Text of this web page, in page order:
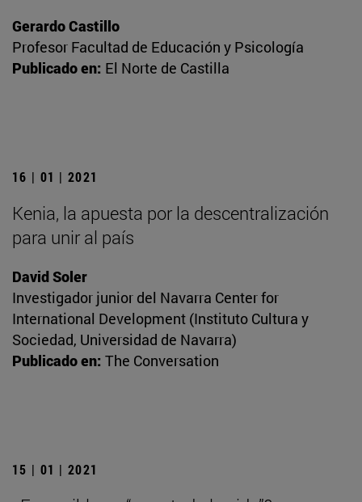
Gerardo Castillo
Profesor Facultad de Educación y Psicología
Publicado en: El Norte de Castilla
16 | 01 | 2021
Kenia, la apuesta por la descentralización
para unir al país
David Soler
Investigador junior del Navarra Center for
International Development (Instituto Cultura y
Sociedad, Universidad de Navarra)
Publicado en: The Conversation
15 | 01 | 2021